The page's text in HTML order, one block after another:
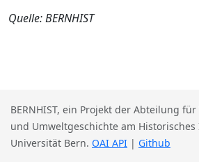
Quelle: BERNHIST
BERNHIST, ein Projekt der Abteilung
und Umweltgeschichte am
Universität Bern. OAI API | Github